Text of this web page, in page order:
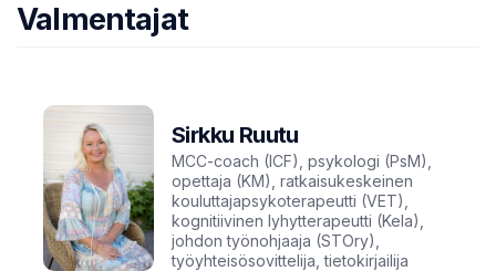
Valmentajat
Sirkku Ruutu
MCC-coach (ICF), psykologi (PsM),
opettaja (KM), ratkaisukeskeinen
kouluttajapsykoterapeutti (VET),
kognitiivinen lyhytterapeutti (Kela),
johdon työnohjaaja (STOry),
työyhteisösovittelija, tietokirjailija